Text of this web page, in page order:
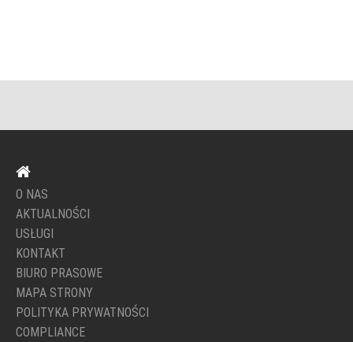
O NAS
AKTUALNOŚCI
USŁUGI
KONTAKT
BIURO PRASOWE
MAPA STRONY
POLITYKA PRYWATNOŚCI
COMPLIANCE